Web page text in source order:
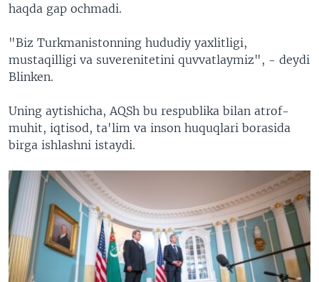
haqda gap ochmadi.
"Biz Turkmanistonning hududiy yaxlitligi,
mustaqilligi va suverenitetini quvvatlaymiz", - deydi
Blinken.
Uning aytishicha, AQSh bu respublika bilan atrof-
muhit, iqtisod, ta'lim va inson huquqlari borasida
birga ishlashni istaydi.